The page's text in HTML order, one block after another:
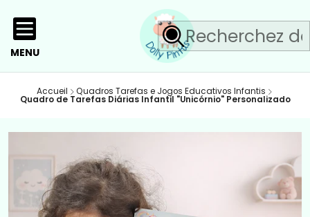
MENU
Accueil Quadros Tarefas e Jogos Educativos Infantis
Quadro de Tarefas Diárias Infantil "Unicórnio" Personalizado